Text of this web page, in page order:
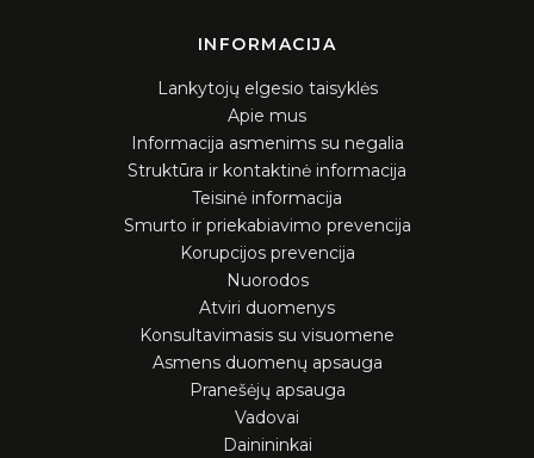
INFORMACIJA
Lankytojų elgesio taisyklės
Apie mus
Informacija asmenims su negalia
Struktūra ir kontaktinė informacija
Teisinė informacija
Smurto ir priekabiavimo prevencija
Korupcijos prevencija
Nuorodos
Atviri duomenys
Konsultavimasis su visuomene
Asmens duomenų apsauga
Pranešėjų apsauga
Vadovai
Dainininkai